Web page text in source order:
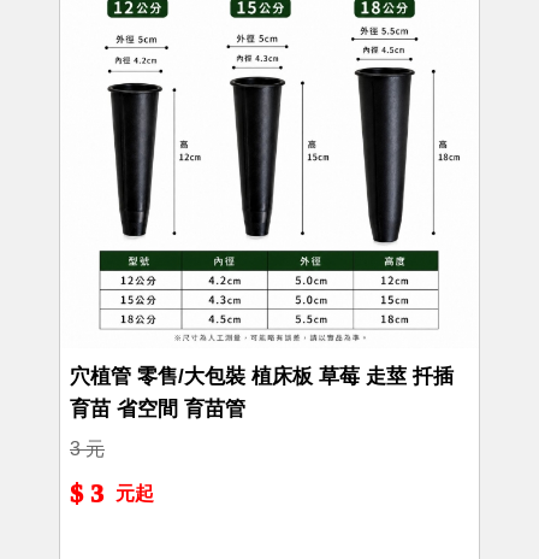
穴植管 零售/大包裝 植床板 草莓 走莖 扦插
育苗 省空間 育苗管
3 元
$ 3 元起